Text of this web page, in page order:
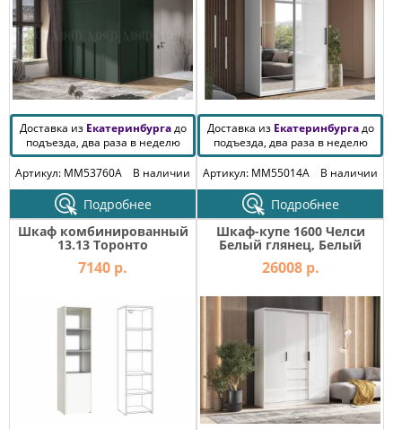
Доставка из Екатеринбургадо
подъезда, два раза в неделю
Артикул: MM53760A
В наличии
Подробнее
Доставка из Екатеринбургадо
подъезда, два раза в неделю
Артикул: MM55014A
В наличии
Подробнее
Шкаф комбинированный
13.13 Торонто
7140 р.
Шкаф-купе 1600 Челси
Белый глянец, Белый
26008 р.